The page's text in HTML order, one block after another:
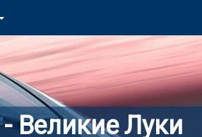
Великие Луки